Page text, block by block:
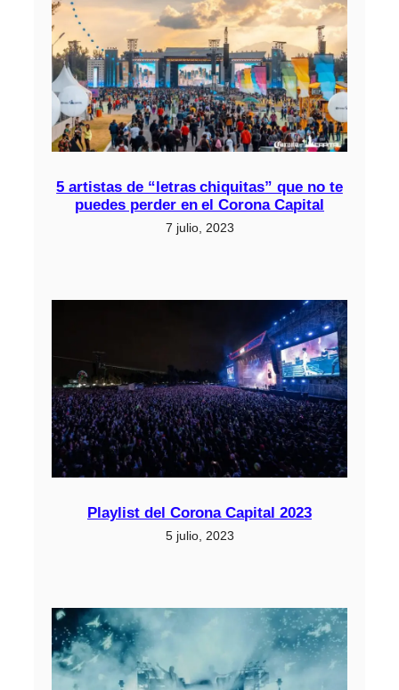
5 artistas de “letras chiquitas” que no te
puedes perder en el Corona Capital
7 julio, 2023
Playlist del Corona Capital 2023
5 julio, 2023